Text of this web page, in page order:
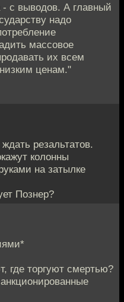
- с выводов. А главный
надо
массовое
их всем
ценам."
резальтатов.
колонны
на затылке
Познер?
где торгуют смертью?